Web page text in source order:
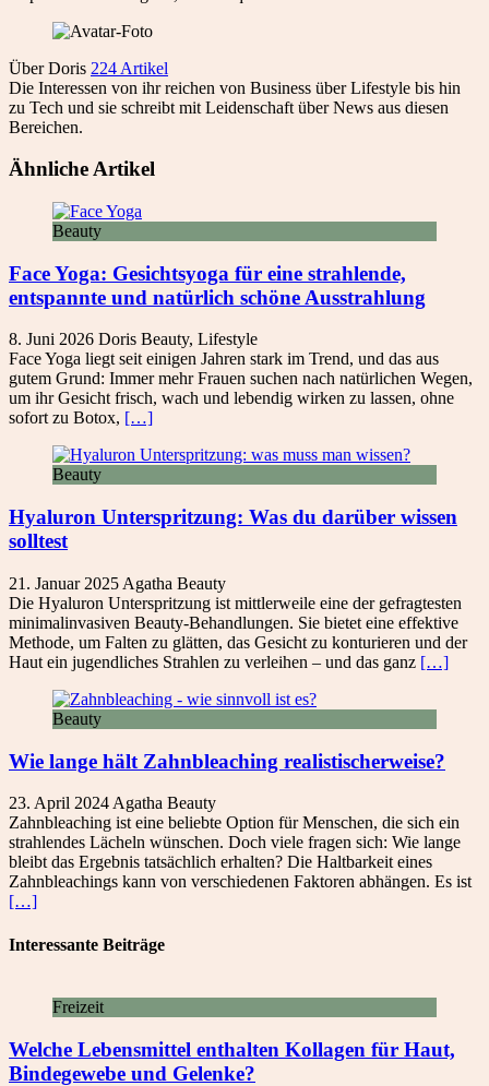
Über Doris 224 Artikel
Die Interessen von ihr reichen von Business über Lifestyle bis hin
zu Tech und sie schreibt mit Leidenschaft über News aus diesen
Bereichen.
Ähnliche Artikel
Beauty
Face Yoga: Gesichtsyoga für eine strahlende,
entspannte und natürlich schöne Ausstrahlung
8. Juni 2026 Doris Beauty, Lifestyle
Face Yoga liegt seit einigen Jahren stark im Trend, und das aus
gutem Grund: Immer mehr Frauen suchen nach natürlichen Wegen,
um ihr Gesicht frisch, wach und lebendig wirken zu lassen, ohne
sofort zu Botox, […]
Beauty
Hyaluron Unterspritzung: Was du darüber wissen
solltest
21. Januar 2025 Agatha Beauty
Die Hyaluron Unterspritzung ist mittlerweile eine der gefragtesten
minimalinvasiven Beauty-Behandlungen. Sie bietet eine effektive
Methode, um Falten zu glätten, das Gesicht zu konturieren und der
Haut ein jugendliches Strahlen zu verleihen – und das ganz […]
Beauty
Wie lange hält Zahnbleaching realistischerweise?
23. April 2024 Agatha Beauty
Zahnbleaching ist eine beliebte Option für Menschen, die sich ein
strahlendes Lächeln wünschen. Doch viele fragen sich: Wie lange
bleibt das Ergebnis tatsächlich erhalten? Die Haltbarkeit eines
Zahnbleachings kann von verschiedenen Faktoren abhängen. Es ist
[…]
Interessante Beiträge
Freizeit
Welche Lebensmittel enthalten Kollagen für Haut,
Bindegewebe und Gelenke?